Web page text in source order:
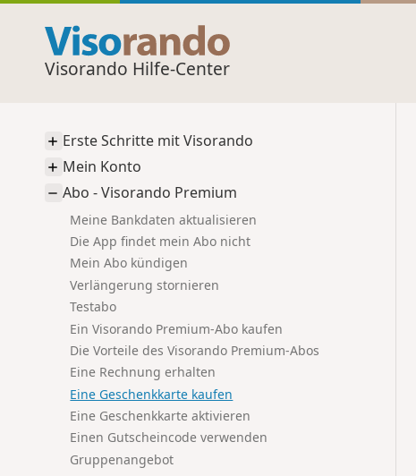
Visorando Hilfe-Center
Erste Schritte mit Visorando
Mein Konto
Abo - Visorando Premium
Meine Bankdaten aktualisieren
Die App findet mein Abo nicht
Mein Abo kündigen
Verlängerung stornieren
Testabo
Ein Visorando Premium-Abo kaufen
Die Vorteile des Visorando Premium-Abos
Eine Rechnung erhalten
Eine Geschenkkarte kaufen
Eine Geschenkkarte aktivieren
Einen Gutscheincode verwenden
Gruppenangebot